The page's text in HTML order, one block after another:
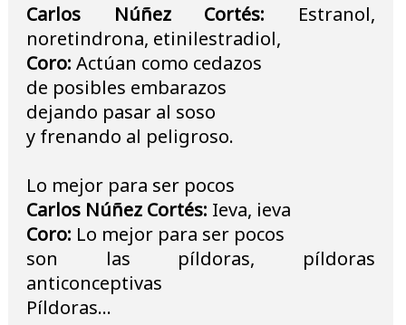
Carlos Núñez Cortés: Estranol,
noretindrona, etinilestradiol,
Coro: Actúan como cedazos
de posibles embarazos
dejando pasar al soso
y frenando al peligroso.
Lo mejor para ser pocos
Carlos Núñez Cortés: Ieva, ieva
Coro: Lo mejor para ser pocos
son las píldoras, píldoras
anticonceptivas
Píldoras…